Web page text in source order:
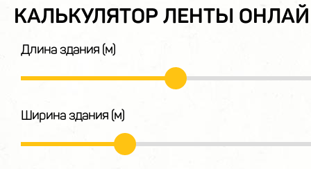
КАЛЬКУЛЯТОР ЛЕНТЫ
Длина здания (м)
Ширина здания (м)